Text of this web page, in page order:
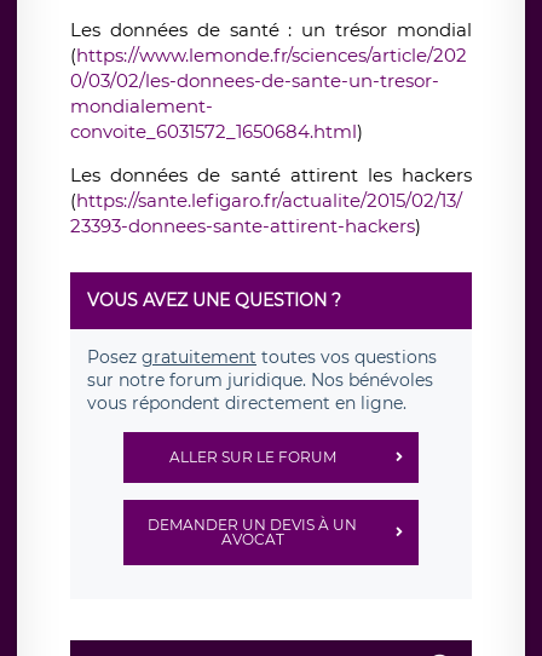
Les données de santé : un trésor mondial
(https://www.lemonde.fr/sciences/article/202
0/03/02/les-donnees-de-sante-un-tresor-
mondialement-
convoite_6031572_1650684.html)
Les données de santé attirent les hackers
(https://sante.lefigaro.fr/actualite/2015/02/13/
23393-donnees-sante-attirent-hackers)
VOUS AVEZ UNE QUESTION ?
Posez gratuitement toutes vos questions
sur notre forum juridique. Nos bénévoles
vous répondent directement en ligne.
ALLER SUR LE FORUM
DEMANDER UN DEVIS À UN
AVOCAT